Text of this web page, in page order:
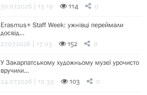
30.07.2026 | 13:19 114 0
Erasmus+ Staff Week: ужнівці переймали
досвід…
27.07.2026 | 17:03 152 0
У Закарпатському художньому музеї урочисто
вручили…
24.07.2026 | 10:39 103 0